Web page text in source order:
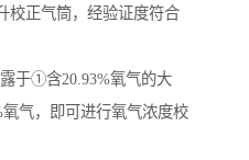
校正气筒，经验证度符合
于①含20.93%氧气的大
气，即可进行氧气浓度校